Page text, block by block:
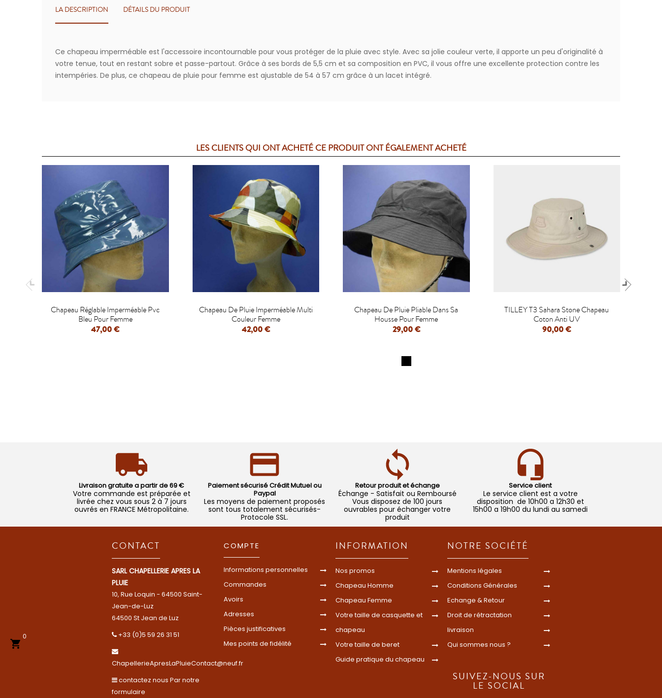
LA DESCRIPTION DÉTAILS DU PRODUIT
Ce chapeau imperméable est l'accessoire incontournable pour vous protéger de la pluie avec style. Avec sa jolie couleur verte, il apporte un peu d'originalité à
votre tenue, tout en restant sobre et passe-partout. Grâce à ses bords de 5,5 cm et sa composition en PVC, il vous offre une excellente protection contre les
intempéries. De plus, ce chapeau de pluie pour femme est ajustable de 54 à 57 cm grâce à un lacet intégré.
LES CLIENTS QUI ONT ACHETÉ CE PRODUIT ONT ÉGALEMENT ACHETÉ
Chapeau Réglable Imperméable Pvc
Bleu Pour Femme
47,00 €
APERÇU RAPIDE

Chapeau De Pluie Imperméable Multi
Couleur Femme
42,00 €
APERÇU RAPIDE
Chapeau De Pluie Pliable Dans Sa
Housse Pour Femme
29,00 €
APERÇU RAPIDE

TILLEY T3 Sahara Stone Chapeau
Coton Anti UV
90,00 €
APERÇU RAPIDE
Livraison gratuite a partir de 69 €
Votre commande est préparée et
livrée chez vous sous 2 à 7 jours
ouvrés en FRANCE Métropolitaine.
Paiement sécurisé Crédit Mutuel ou
Paypal
Les moyens de paiement proposés
sont tous totalement sécurisés-
Protocole SSL.
Retour produit et échange
Échange - Satisfait ou Remboursé
Vous disposez de 100 jours
ouvrables pour échanger votre
produit
Service client
Le service client est a votre
disposition de 10h00 a 12h30 et
15h00 a 19h00 du lundi au samedi
CONTACT
SARL CHAPELLERIE APRES LA
PLUIE
10, Rue Loquin - 64500 Saint-
Jean-de-Luz
64500 St Jean de Luz
+33 (0)5 59 26 31 51
ChapellerieApresLaPluieContact@neuf.fr
contactez nous Par notre
formulaire
COMPTE
Informations personnelles
Commandes
Avoirs
Adresses
Pièces justificatives
Mes points de fidélité
INFORMATION
Nos promos
Chapeau Homme
Chapeau Femme
Votre taille de casquette et
chapeau
Votre taille de beret
Guide pratique du chapeau
NOTRE SOCIÉTÉ
Mentions légales
Conditions Générales
Echange & Retour
Droit de rétractation
livraison
Qui sommes nous ?
SUIVEZ-NOUS SUR
LE SOCIAL

0